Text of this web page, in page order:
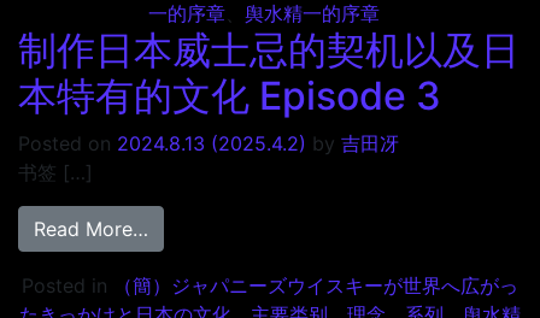
一的序章、 舆水精一的序章
制作日本威士忌的契机以及日
本特有的文化 Episode 3
Posted on 2024.8.13 (2025.4.2) by 吉田冴
书签 […]
Read More…
Posted in
（簡）ジャパニーズウイスキーが世界へ広がっ